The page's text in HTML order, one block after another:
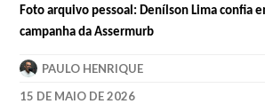
Foto arquivo pessoal: Denílson Lima confia
campanha da Assermurb
PAULO HENRIQUE
15 DE MAIO DE 2026